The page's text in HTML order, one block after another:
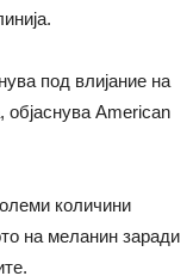
под влијание на
објаснува American
количини
на меланин заради